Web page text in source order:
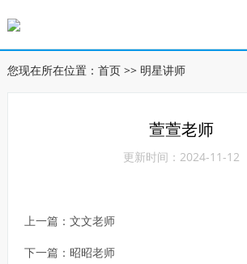
您现在所在位置： 首页>> 明星讲师
萱萱老师
更新时间：2024-11-12
上一篇： 文文老师
下一篇： 昭昭老师